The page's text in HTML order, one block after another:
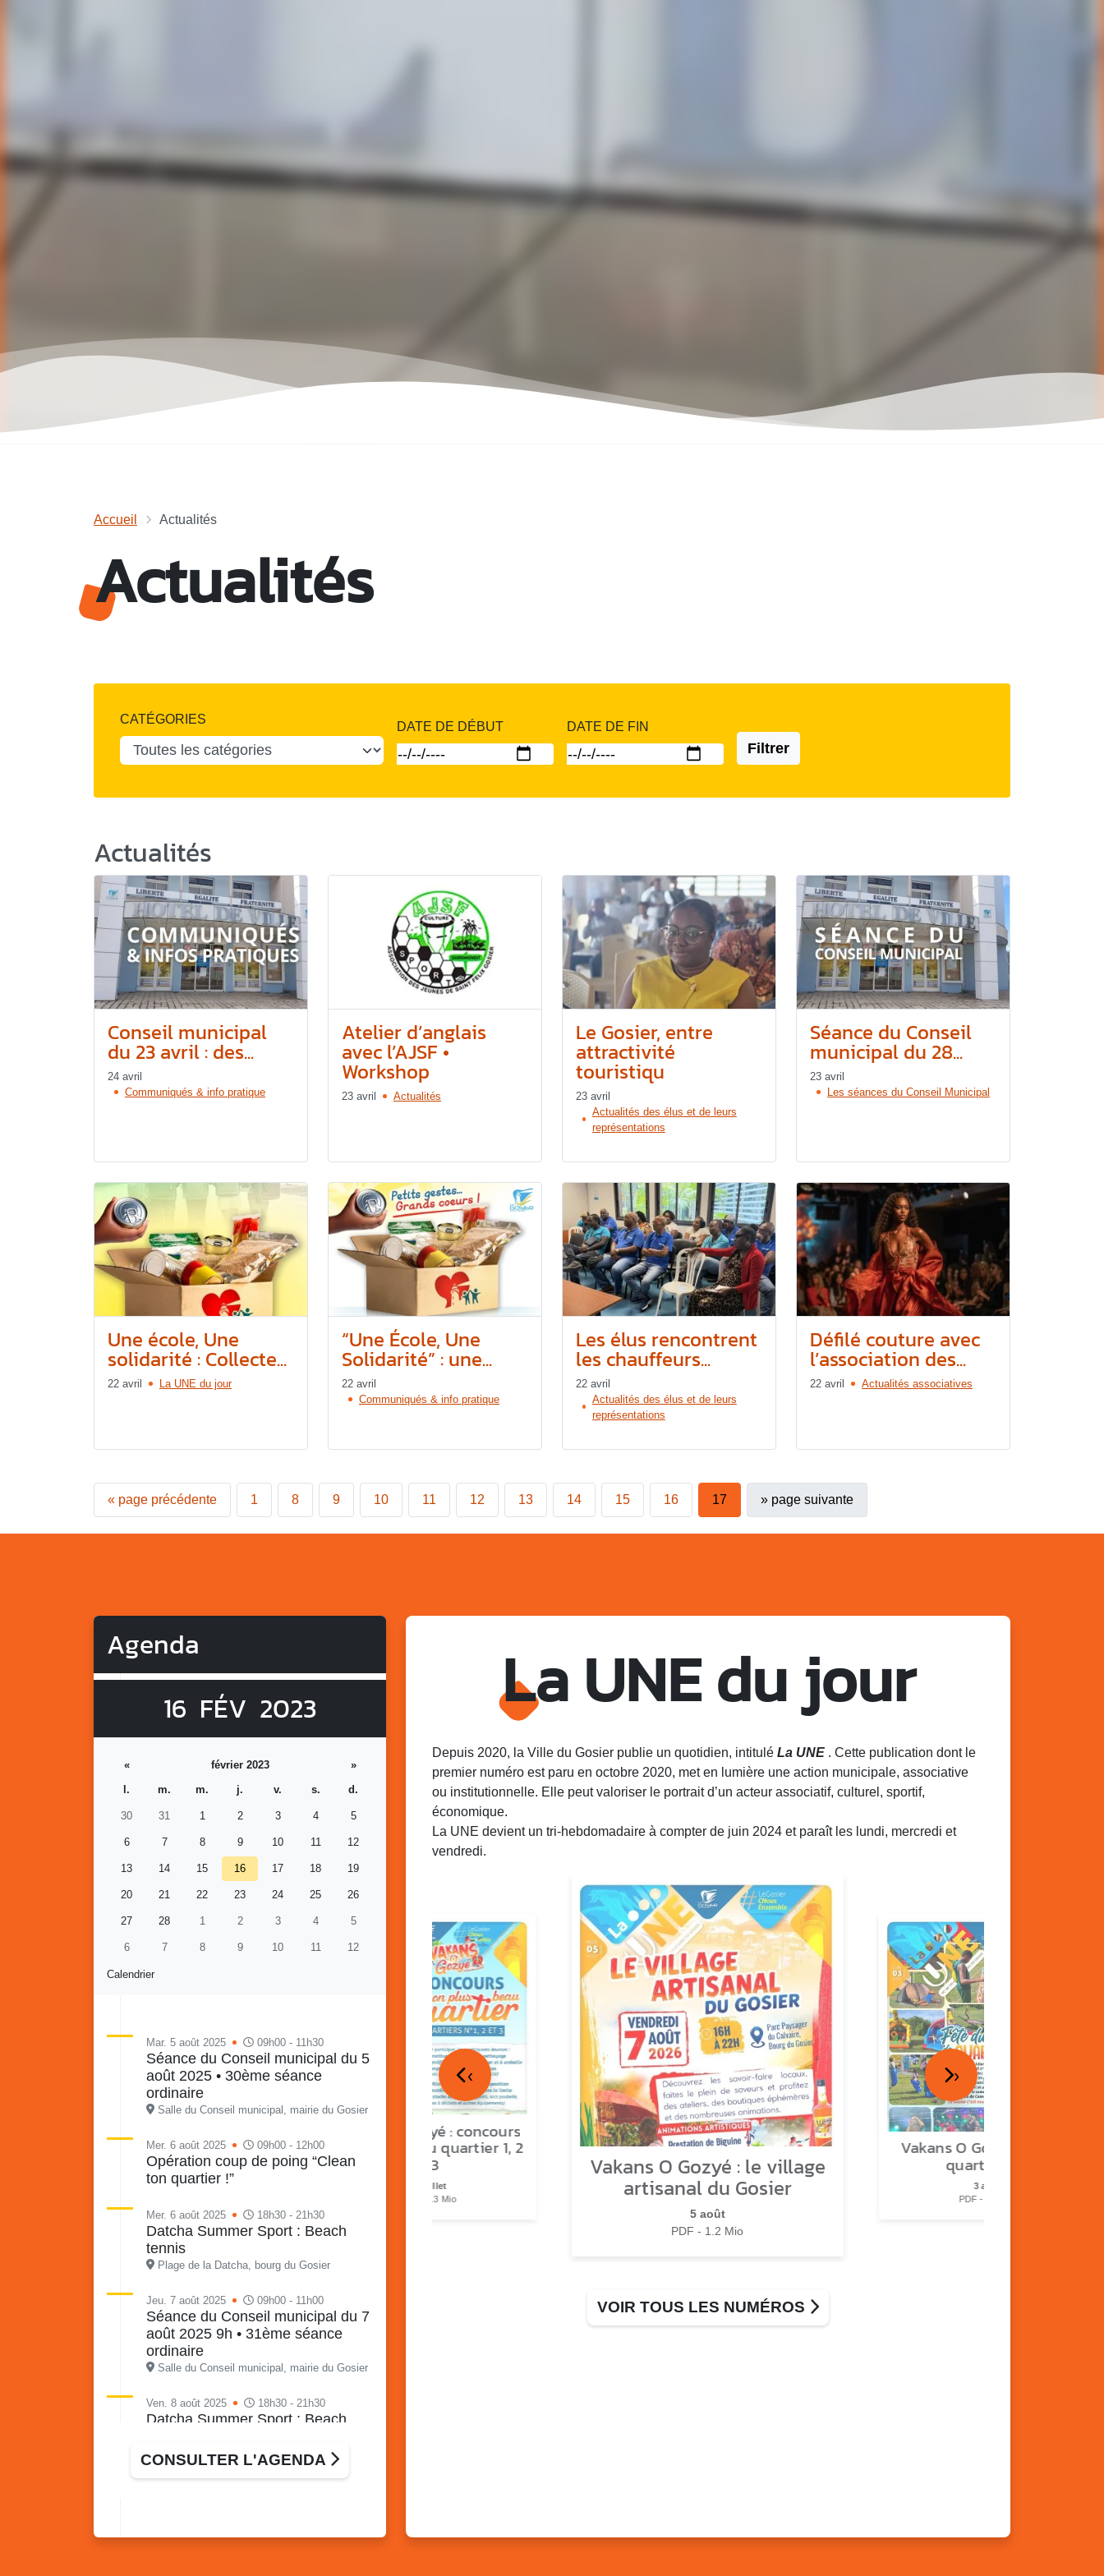
Accueil Actualités
Actualités
CATÉGORIES
DATE DE DÉBUT DATE DE FIN
Filtrer
Actualités
Conseil municipal
du 23 avril : des...
24 avril
Communiqués & info pratique
Atelier d’anglais
avec l’AJSF •
Workshop
23 avril Actualités
Le Gosier, entre
attractivité
touristiqu
23 avril
Actualités des élus et de leurs
représentations
Séance du Conseil
municipal du 28...
23 avril
Les séances du Conseil Municipal
Une école, Une
solidarité : Collecte...
22 avril La UNE du jour
“Une École, Une
Solidarité” : une...
22 avril
Communiqués & info pratique
Les élus rencontrent
les chauffeurs...
22 avril
Actualités des élus et de leurs
représentations
Défilé couture avec
l’association des...
22 avril Actualités associatives
« page précédente 1 8 9 10 11 12 13 14 15 16 17 » page suivante
Agenda
16 FÉV 2023
Calendrier
« février 2023
»
l.
m. m. j. v. s. d.
30 31 1 2 3 4 5
6 7 8 9 10 11 12
13 14 15 16 17 18 19
20 21 22 23 24 25 26
27 28 1 2 3 4 5
6 7 8 9 10 11 12
Mar. 5 août 2025 09h00 - 11h30
Séance du Conseil municipal du 5
août 2025 • 30ème séance
ordinaire
Salle du Conseil municipal, mairie du Gosier
Mer. 6 août 2025 09h00 - 12h00
Opération coup de poing “Clean
ton quartier !”
Mer. 6 août 2025 18h30 - 21h30
Datcha Summer Sport : Beach
tennis
Plage de la Datcha, bourg du Gosier
Jeu. 7 août 2025 09h00 - 11h00
Séance du Conseil municipal du 7
août 2025 9h • 31ème séance
ordinaire
Salle du Conseil municipal, mairie du Gosier
Ven. 8 août 2025 18h30 - 21h30
Datcha Summer Sport : Beach
Plage de la Datcha, bourg du Gosier
Local de l’AJSF, route de la plage, Saint-
CONSULTER L'AGENDA
La UNE du jour
Depuis 2020, la Ville du Gosier publie un quotidien, intitulé La UNE . Cette publication dont le
premier numéro est paru en octobre 2020, met en lumière une action municipale, associative
ou institutionnelle. Elle peut valoriser le portrait d’un acteur associatif, culturel, sportif,
économique.
La UNE devient un tri-hebdomadaire à compter de juin 2024 et paraît les lundi, mercredi et
vendredi.
Retour en images sur
Vakans O Gozyé animations
du samedi 18 juillet : Partir
quartier n°3, Gosier beach
summer volley
23 juillet
Vakans o Gozyé : concours
mon plus beau quartier 1, 2
& 3
17 juillet
PDF - 1.3 Mio
Vakans O Gozyé : le village
artisanal du Gosier
5 août
PDF - 1.2 Mio
Vakans O Gozyé : fête de
quartier n°2
3 août
PDF - 2.3 Mio
‹ ›
VOIR TOUS LES NUMÉROS